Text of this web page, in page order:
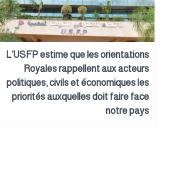
L’USFP estime que les orientations
Royales rappellent aux acteurs
politiques, civils et économiques les
priorités auxquelles doit faire face
notre pays